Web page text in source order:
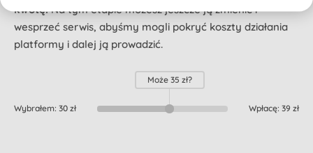
kwotę!Na tym etapie możesz jeszcze ją zmienić i
wesprzeć serwis, abyśmy mogli pokryć koszty działania
platformy i dalej ją prowadzić.
Wybrałem: 30 zł
Może 35 zł?
Wpłacę: 39 zł